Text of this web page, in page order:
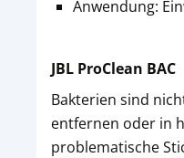
Anwendung:
JBL ProClean BAC
Bakterien sind
entfernen oder in
problematische